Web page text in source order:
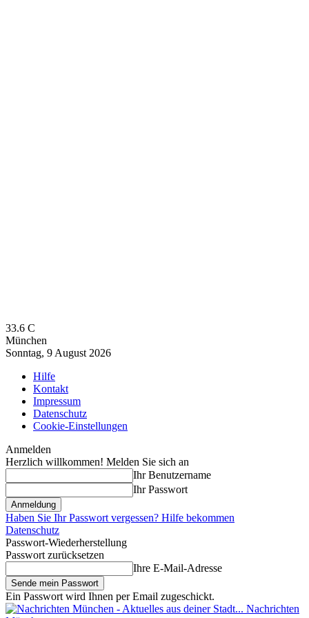
33.6 C
München
Sonntag, 9 August 2026
Hilfe
Kontakt
Impressum
Datenschutz
Cookie-Einstellungen
Anmelden
Herzlich willkommen! Melden Sie sich an
Ihr Benutzername
Ihr Passwort
Haben Sie Ihr Passwort vergessen? Hilfe bekommen
Datenschutz
Passwort-Wiederherstellung
Passwort zurücksetzen
Ihre E-Mail-Adresse
Ein Passwort wird Ihnen per Email zugeschickt.
Nachrichten